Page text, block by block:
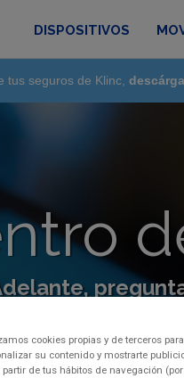
DISPOSITIVOS
tus seguros de Klinc,
inquietud o
cookies propias y de terceros
su contenido y mostrarte
partir de tus hábitos de navegación